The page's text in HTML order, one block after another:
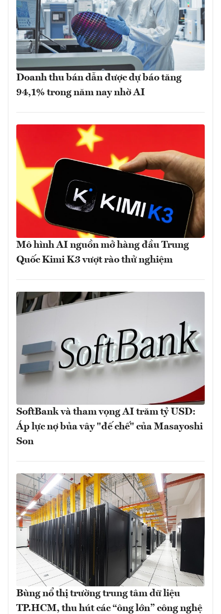
Doanh thu bán dẫn được dự báo tăng
94,1% trong năm nay nhờ AI
Mô hình AI nguồn mở hàng đầu Trung
Quốc Kimi K3 vượt rào thử nghiệm
SoftBank và tham vọng AI trăm tỷ USD:
Áp lực nợ bủa vây "đế chế" của Masayoshi
Son
Bùng nổ thị trường trung tâm dữ liệu
TP.HCM, thu hút các “ông lớn” công nghệ